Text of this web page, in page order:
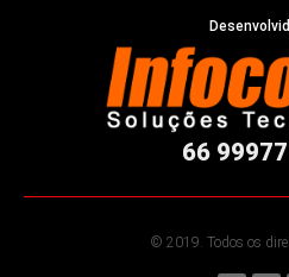
66
© 2019. Todos os